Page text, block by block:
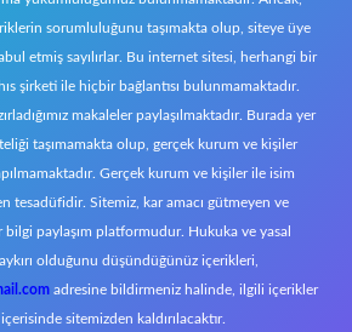
sorumluluğunu taşımakta olup, siteye üye
etmiş sayılırlar. Bu internet sitesi, herhangi bir
şirketi ile hiçbir bağlantısı bulunmamaktadır.
makaleler paylaşılmaktadır. Burada yer
taşımamakta olup, gerçek kurum ve kişiler
Gerçek kurum ve kişiler ile isim
tesadüfidir. Sitemiz, kar amacı gütmeyen ve
paylaşım platformudur. Hukuka ve yasal
olduğunu düşündüğünüz içerikleri,
adresine bildirmeniz halinde, ilgili içerikler
sitemizden kaldırılacaktır.